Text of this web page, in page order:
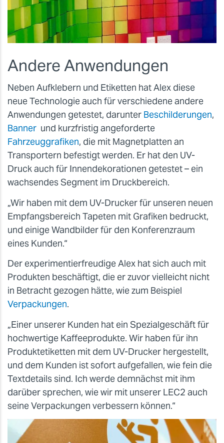
Andere Anwendungen
Neben Aufklebern und Etiketten hat Alex diese
neue Technologie auch für verschiedene andere
Anwendungen getestet, darunter Beschilderungen,
Banner und kurzfristig angeforderte
Fahrzeuggrafiken, die mit Magnetplatten an
Transportern befestigt werden. Er hat den UV-
Druck auch für Innendekorationen getestet – ein
wachsendes Segment im Druckbereich.
„Wir haben mit dem UV-Drucker für unseren neuen
Empfangsbereich Tapeten mit Grafiken bedruckt,
und einige Wandbilder für den Konferenzraum
eines Kunden.“
Der experimentierfreudige Alex hat sich auch mit
Produkten beschäftigt, die er zuvor vielleicht nicht
in Betracht gezogen hätte, wie zum Beispiel
Verpackungen.
„Einer unserer Kunden hat ein Spezialgeschäft für
hochwertige Kaffeeprodukte. Wir haben für ihn
Produktetiketten mit dem UV-Drucker hergestellt,
und dem Kunden ist sofort aufgefallen, wie fein die
Textdetails sind. Ich werde demnächst mit ihm
darüber sprechen, wie wir mit unserer LEC2 auch
seine Verpackungen verbessern können.“